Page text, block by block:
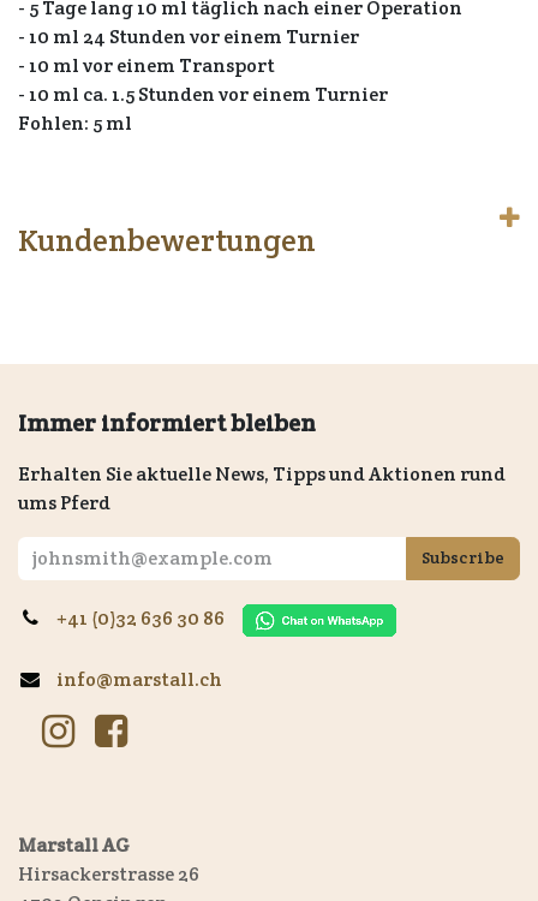
- 5 Tage lang 10 ml täglich nach einer Operation
- 10 ml 24 Stunden vor einem Turnier
- 10 ml vor einem Transport
- 10 ml ca. 1.5 Stunden vor einem Turnier
Fohlen: 5 ml
Kundenbewertungen
Immer informiert bleiben
Erhalten Sie aktuelle News, Tipps und Aktionen rund
ums Pferd
Subscribe
+41 (0)32 636 30 86
info@marstall.ch
Marstall AG
Hirsackerstrasse 26